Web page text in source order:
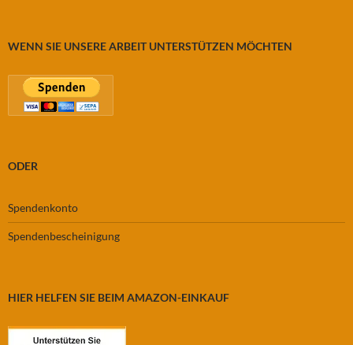
WENN SIE UNSERE ARBEIT UNTERSTÜTZEN MÖCHTEN
ODER
Spendenkonto
Spendenbescheinigung
HIER HELFEN SIE BEIM AMAZON-EINKAUF